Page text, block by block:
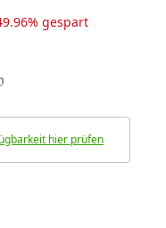
gespart
hier prüfen